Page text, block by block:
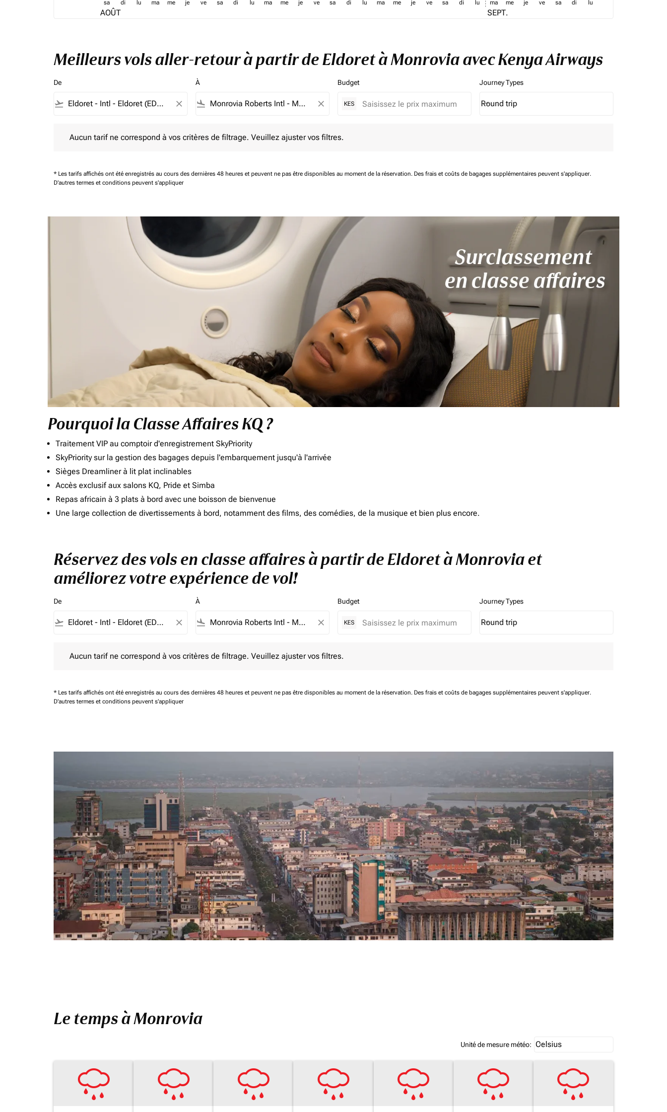
sa
AOÛT
di lu ma me je ve sa di lu ma me je ve sa di lu ma me je ve sa di lu ma
SEPT.
me je ve sa di lu
Meilleurs vols aller-retour à partir de Eldoret à Monrovia avec Kenya Airways
De
flight_takeoff close
À
flight_land close
Budget
KES
Journey Types
Journey Types option Round trip Selected
Round trip
keyboard_arrow_down
Aucun tarif ne correspond à vos critères de filtrage. Veuillez ajuster vos filtres.
* Les tarifs affichés ont été enregistrés au cours des dernières 48 heures et peuvent ne pas être disponibles au moment de la réservation. Des frais et coûts de bagages supplémentaires peuvent s'appliquer.
D'autres termes et conditions peuvent s'appliquer
Pourquoi la Classe Affaires KQ ?
Traitement VIP au comptoir d'enregistrement SkyPriority
SkyPriority sur la gestion des bagages depuis l'embarquement jusqu'à l'arrivée
Sièges Dreamliner à lit plat inclinables
Accès exclusif aux salons KQ, Pride et Simba
Repas africain à 3 plats à bord avec une boisson de bienvenue
Une large collection de divertissements à bord, notamment des films, des comédies, de la musique et bien plus encore.
Réservez des vols en classe affaires à partir de Eldoret à Monrovia et
améliorez votre expérience de vol!
De
flight_takeoff close
À
flight_land close
Budget
KES
Journey Types
Journey Types option Round trip Selected
Round trip
keyboard_arrow_down
Aucun tarif ne correspond à vos critères de filtrage. Veuillez ajuster vos filtres.
* Les tarifs affichés ont été enregistrés au cours des dernières 48 heures et peuvent ne pas être disponibles au moment de la réservation. Des frais et coûts de bagages supplémentaires peuvent s'appliquer.
D'autres termes et conditions peuvent s'appliquer
Le temps à Monrovia
Unité de mesure météo: Weather unit option Celsius
Celsius
keyboard_arrow_down